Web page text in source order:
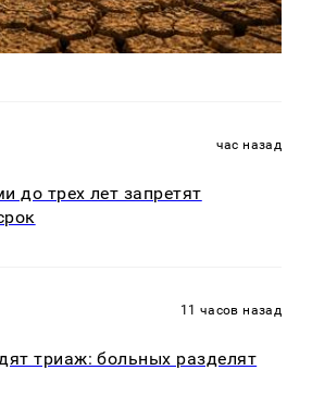
час назад
до трех лет запретят
11 часов назад
триаж: больных разделят